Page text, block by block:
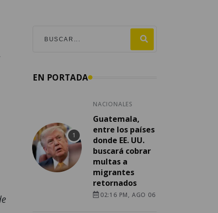
EN PORTADA
NACIONALES
Guatemala,
entre los países
donde EE. UU.
buscará cobrar
multas a
migrantes
retornados
02:16 PM, AGO 06